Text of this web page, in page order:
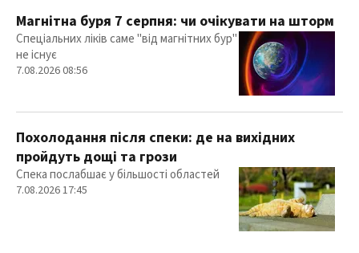
Магнітна буря 7 серпня: чи очікувати на шторм
Спеціальних ліків саме "від магнітних бур"
не існує
7.08.2026 08:56
Похолодання після спеки: де на вихідних
пройдуть дощі та грози
Спека послабшає у більшості областей
7.08.2026 17:45